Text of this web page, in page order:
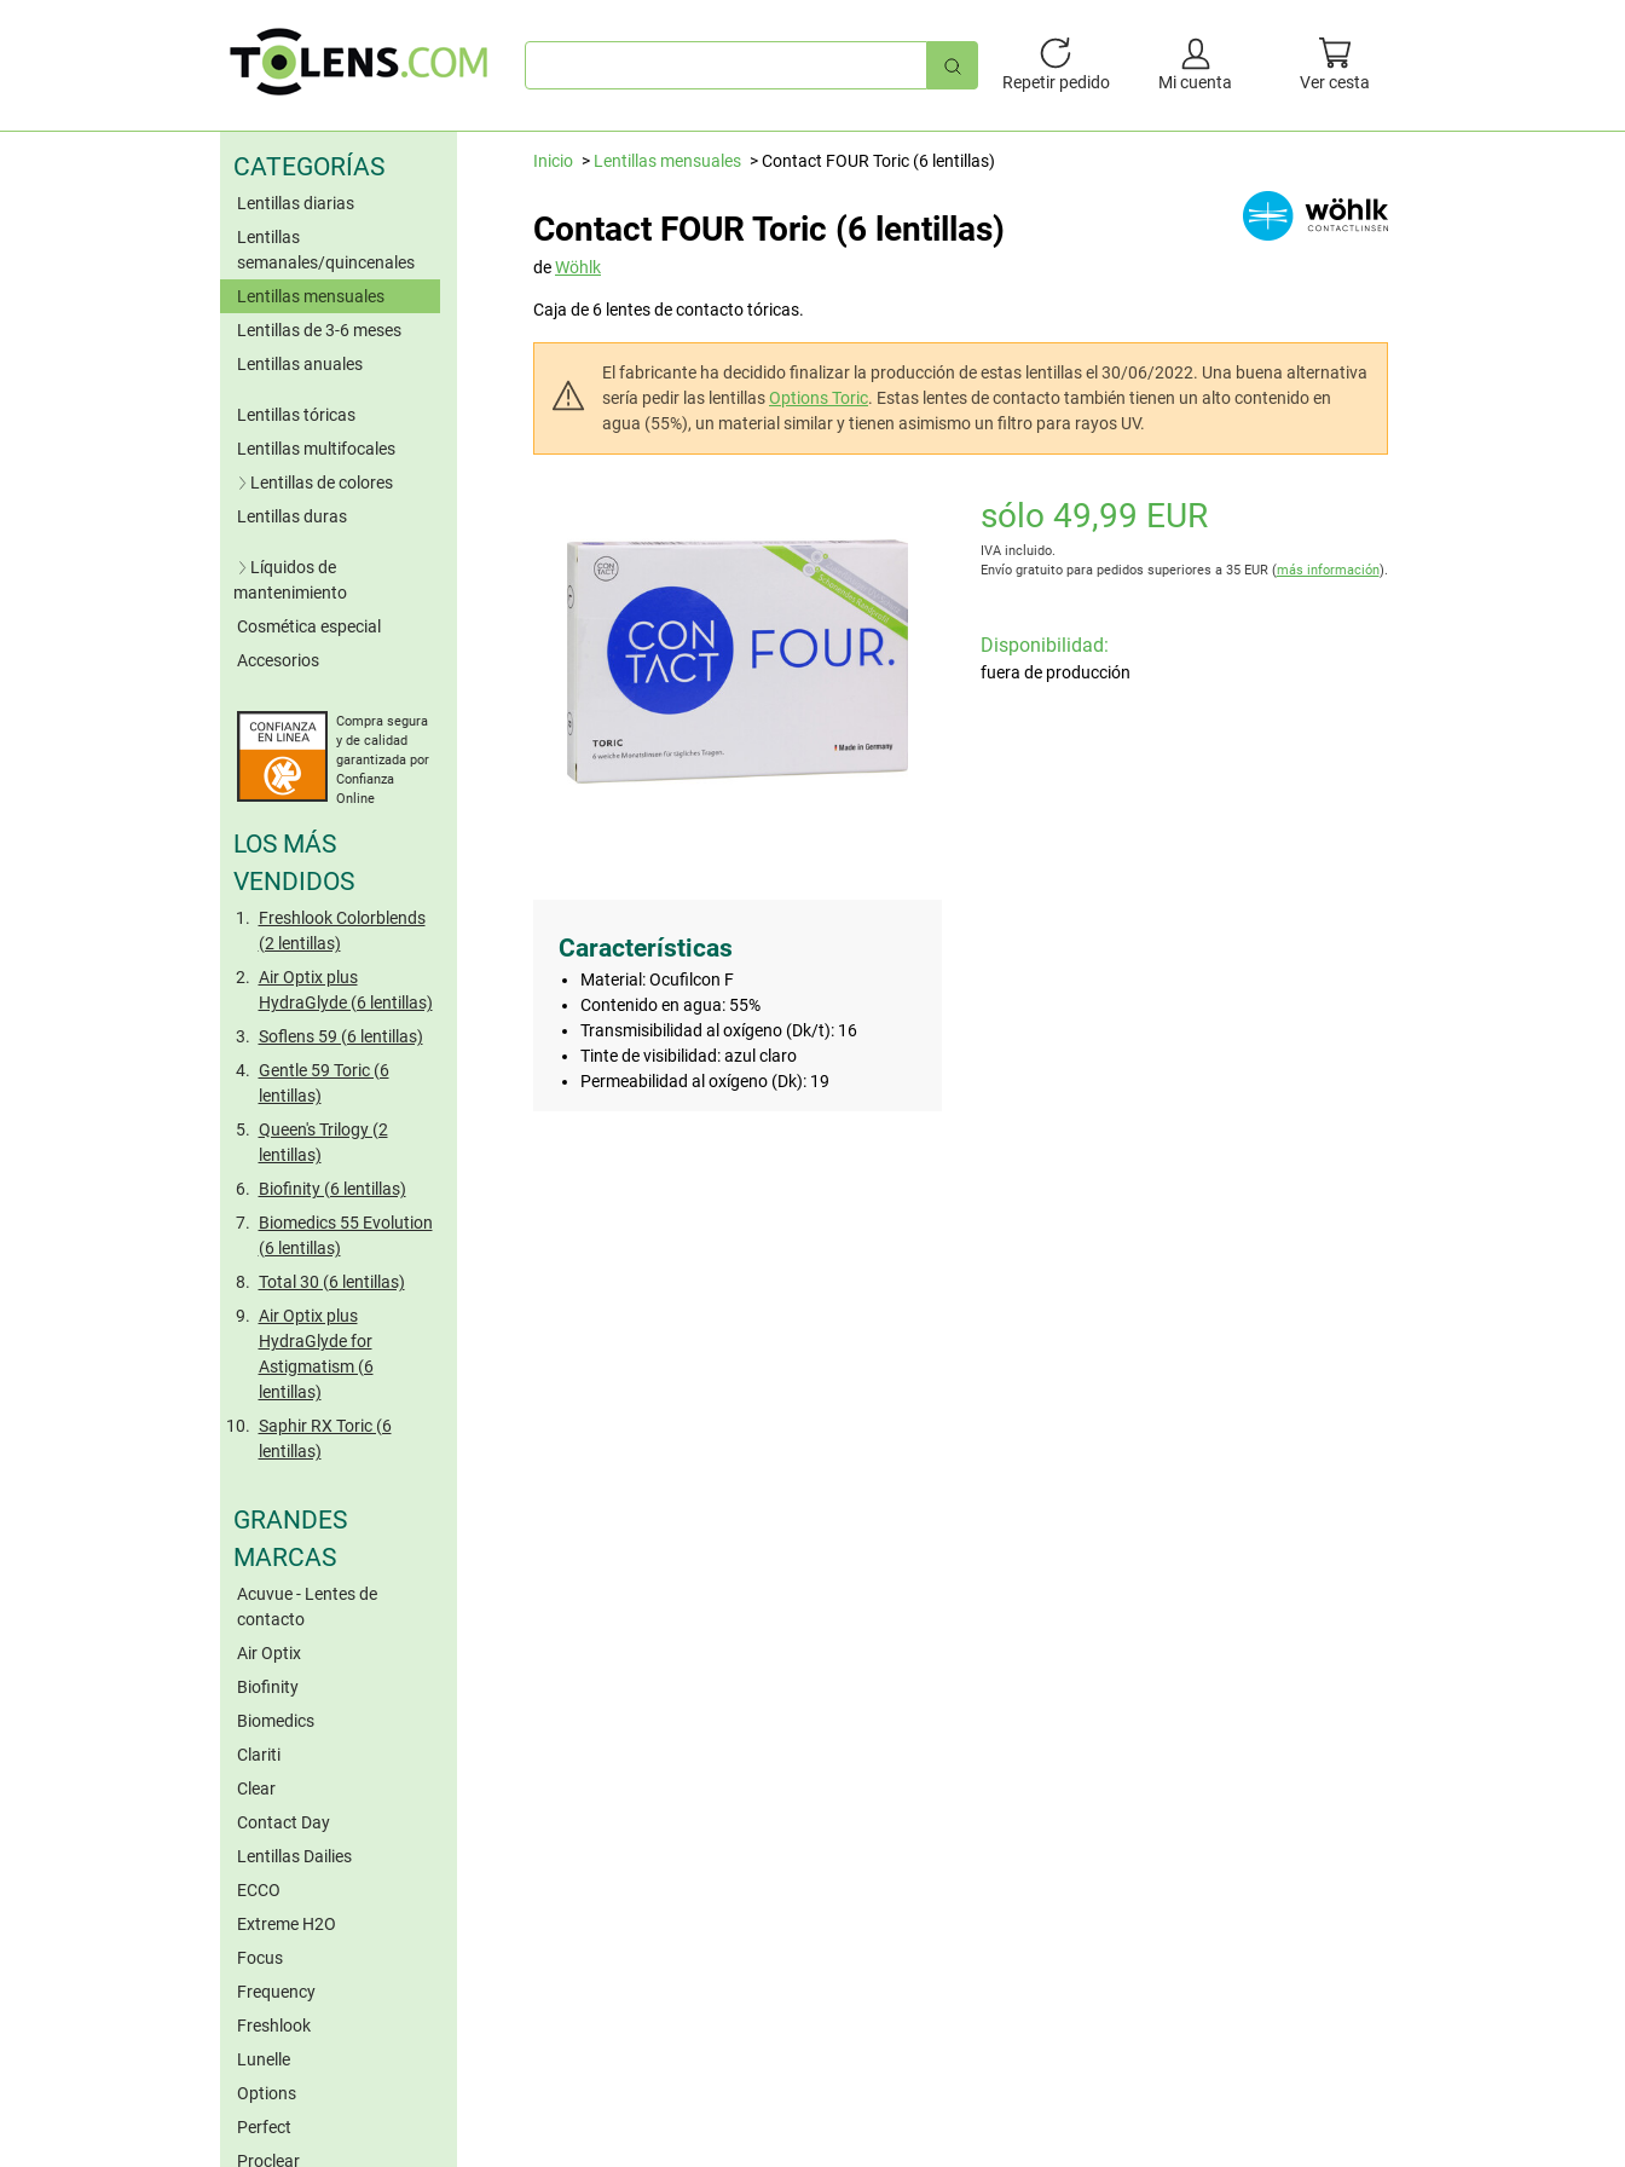
Búsqueda
Repetir pedido Mi cuenta Ver cesta
CATEGORÍAS
Lentillas diarias
Lentillas
semanales/quincenales
Lentillas mensuales
Lentillas de 3-6 meses
Lentillas anuales
Lentillas tóricas
Lentillas multifocales
Lentillas de colores
Lentillas azules
Lentillas grises
Lentillas marrones
Otros colores
colores
Lentillas duras
Líquidos de
mantenimiento
Soluciones únicas
Sin conserv.
Sistemas de peróxido
Solución salina
Gotas oculares
Cuidado de lentillas
Tamaño viaje
Cosmética especial
Accesorios
Compra segura
y de calidad
garantizada por
Confianza
Online
LOS MÁS
VENDIDOS
Freshlook Colorblends
(2 lentillas)
Air Optix plus
HydraGlyde (6 lentillas)
Soflens 59 (6 lentillas)
Gentle 59 Toric (6
lentillas)
Queen's Trilogy (2
lentillas)
Biofinity (6 lentillas)
Biomedics 55 Evolution
(6 lentillas)
Total 30 (6 lentillas)
Air Optix plus
HydraGlyde for
Astigmatism (6
lentillas)
Saphir RX Toric (6
lentillas)
GRANDES
MARCAS
Acuvue - Lentes de
contacto
Air Optix
Biofinity
Biomedics
Clariti
Clear
Contact Day
Lentillas Dailies
ECCO
Extreme H2O
Focus
Frequency
Freshlook
Lunelle
Options
Perfect
Proclear
Inicio Lentillas mensuales Contact FOUR Toric (6 lentillas)
Contact FOUR Toric (6 lentillas)
deWöhlk
Caja de 6 lentes de contacto tóricas.
El fabricante ha decidido finalizar la producción de estas lentillas el 30/06/2022. Una buena alternativa
sería pedir las lentillasOptions Toric. Estas lentes de contacto también tienen un alto contenido en
agua (55%), un material similar y tienen asimismo un filtro para rayos UV.
sólo 49,99 EUR
IVA incluido.
Envío gratuito para pedidos superiores a 35 EUR (más información).
Disponibilidad:
fuera de producción
Características
Material: Ocufilcon F
Contenido en agua: 55%
Transmisibilidad al oxígeno (Dk/t): 16
Tinte de visibilidad: azul claro
Permeabilidad al oxígeno (Dk): 19